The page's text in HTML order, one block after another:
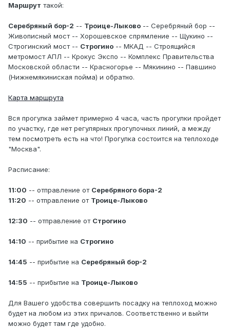
Маршрут такой:
Серебряный бор-2 -- Троице-Лыково -- Серебряный бор --
Живописный мост -- Хорошевское спрямление -- Щукино --
Строгинский мост -- Строгино -- МКАД -- Строящийся
метромост АПЛ -- Крокус Экспо -- Комплекс Правительства
Московской области -- Красногорье -- Мякинино -- Павшино
(Нижнемякиниская пойма) и обратно.
Карта маршрута
Вся прогулка займет примерно 4 часа, часть прогулки пройдет
по участку, где нет регулярных прогулочных линий, а между
тем посмотреть есть на что! Прогулка состоится на теплоходе
"Москва".
Расписание:
11:00 -- отправление от Серебряного бора-2
11:20 -- отправление от Троице-Лыково
12:30 -- отправление от Строгино
14:10 -- прибытие на Строгино
14:45 -- прибытие на Серебряный бор-2
14:55 -- прибытие на Троице-Лыково
Для Вашего удобства совершить посадку на теплоход можно
будет на любом из этих причалов. Соответственно и выйти
можно будет там где удобно.